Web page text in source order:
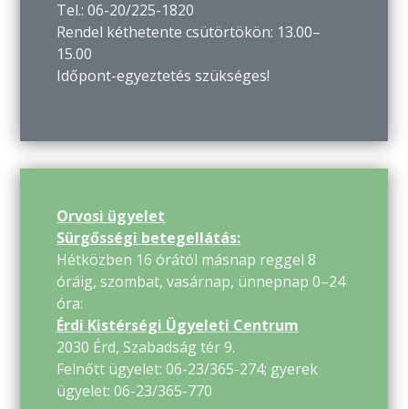
Tel.: 06-20/225-1820
Rendel kéthetente csütörtökön: 13.00–
15.00
Időpont-egyeztetés szükséges!
Orvosi ügyelet
Sürgősségi betegellátás:
Hétközben 16 órától másnap reggel 8
óráig, szombat, vasárnap, ünnepnap 0–24
óra:
Érdi Kistérségi Ügyeleti Centrum
2030 Érd, Szabadság tér 9.
Felnőtt ügyelet: 06-23/365-274; gyerek
ügyelet: 06-23/365-770